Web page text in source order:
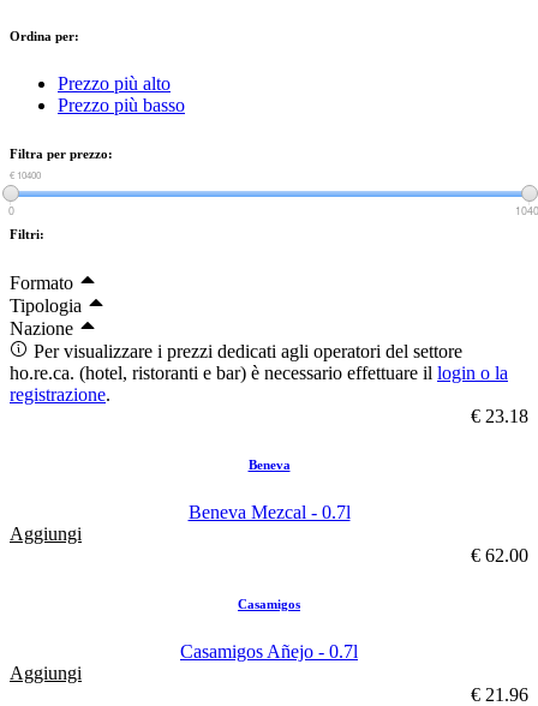
Ordina per:
Prezzo più alto
Prezzo più basso
Filtra per prezzo:
€ 0
€ 10400
0
Filtri:
Formato
Tipologia
Nazione
Per visualizzare i prezzi dedicati agli operatori del settore
ho.re.ca. (hotel, ristoranti e bar) è necessario effettuare il login o la
registrazione.
€ 23.18
Beneva
Beneva Mezcal - 0.7l
Aggiungi
€ 62.00
Casamigos
Casamigos Añejo - 0.7l
Aggiungi
€ 21.96